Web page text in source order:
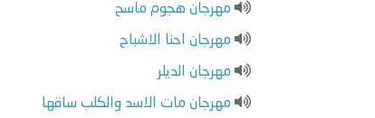
مهرجان هجوم ماسح
مهرجان احنا الاشباح
مهرجان الديلر
مهرجان مات الاسد والكلب ساقها